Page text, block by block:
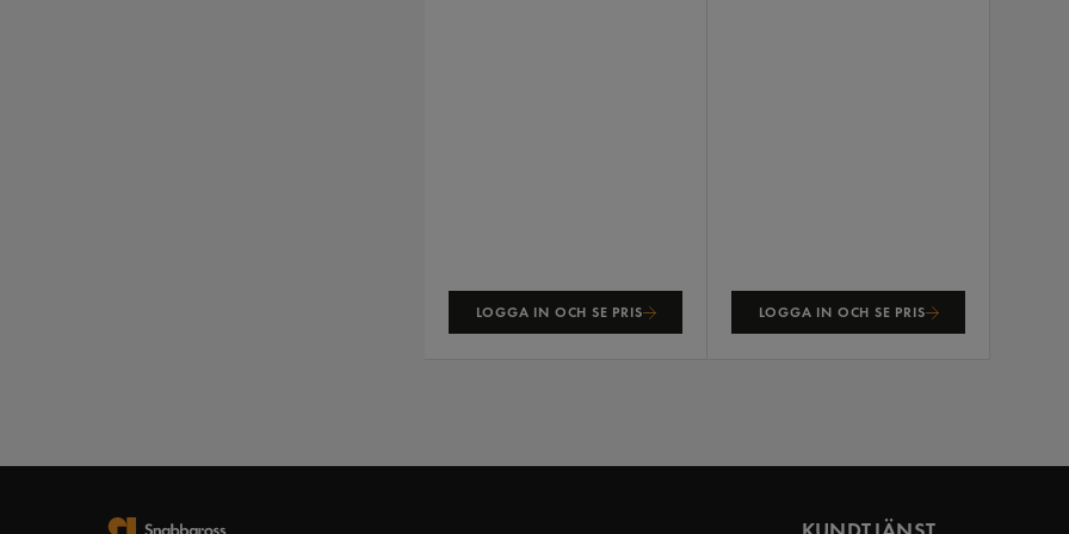
LOGGA IN OCH SE PRIS LOGGA IN OCH SE PRIS